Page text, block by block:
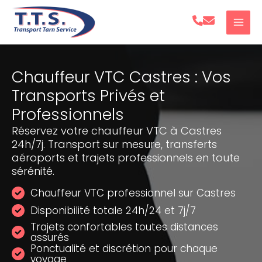
Aller
Chauffeur VTC Castres : Vos
Transports Privés et
Professionnels
Réservez votre chauffeur VTC à Castres
24h/7j. Transport sur mesure, transferts
aéroports et trajets professionnels en toute
sérénité.
Chauffeur VTC professionnel sur Castres
Disponibilité totale 24h/24 et 7j/7
Trajets confortables toutes distances
assurés
Ponctualité et discrétion pour chaque
voyage